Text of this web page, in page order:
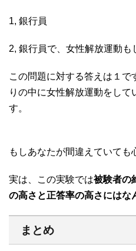
1, 銀行員
2, 銀行員で、女性解放運動も
この問題に対する答えは１
りの中に女性解放運動をし
す。
もしあなたが間違えていても
実は、この実験では被験者の
の高さと正答率の高さにはな
まとめ